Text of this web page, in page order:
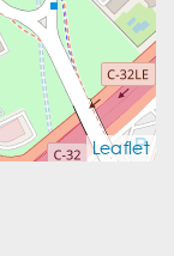
Leaflet